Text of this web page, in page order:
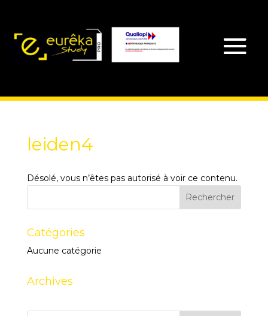
leiden4
Désolé, vous n’êtes pas autorisé à voir ce contenu.
Catégories
Aucune catégorie
Archives